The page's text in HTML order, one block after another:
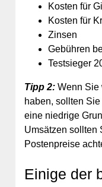
Kosten für
Kosten für
Zinsen
Gebühren
Testsieger
Tipp 2: Wenn Sie
haben, sollten
eine niedrige
Umsätzen sollten
Postenpreise
Einige der